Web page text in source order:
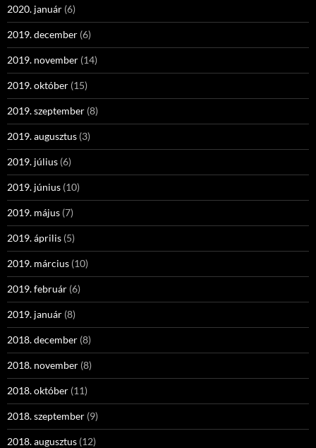
2020. január (6)
2019. december (6)
2019. november (14)
2019. október (15)
2019. szeptember (8)
2019. augusztus (3)
2019. július (6)
2019. június (10)
2019. május (7)
2019. április (5)
2019. március (10)
2019. február (6)
2019. január (8)
2018. december (8)
2018. november (8)
2018. október (11)
2018. szeptember (9)
2018. augusztus (12)